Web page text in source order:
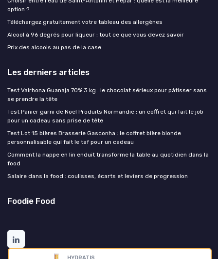
option ?
Téléchargez gratuitement votre tableau des allergènes
Alcool à 96 degrés pour liqueur : tout ce que vous devez savoir
Prix des alcools au pas de la case
Les derniers articles
Test Valrhona Guanaja 70% 3 kg : le chocolat sérieux pour pâtisser sans
se prendre la tête
Test Panier garni de Noël Produits Normandie : un coffret qui fait le job
pour un cadeau sans prise de tête
Test Lot 15 bières Brasserie Gasconha : le coffret bière blonde
personnalisable qui fait le taf pour un cadeau
Comment la nappe en lin enduit transforme la table au quotidien dans la
food
Salaire dans la food : coulisses, écarts et leviers de progression
Foodie Food